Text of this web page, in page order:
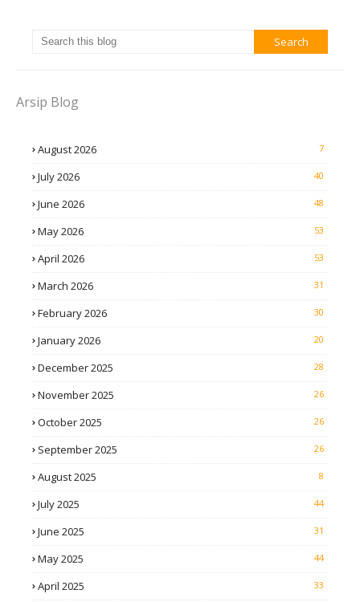
Arsip Blog
August 2026 7
July 2026 40
June 2026 48
May 2026 53
April 2026 53
March 2026 31
February 2026 30
January 2026 20
December 2025 28
November 2025 26
October 2025 26
September 2025 26
August 2025 8
July 2025 44
June 2025 31
May 2025 44
April 2025 33